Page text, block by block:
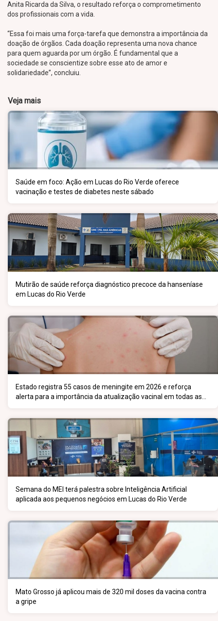
Anita Ricarda da Silva, o resultado reforça o comprometimento
dos profissionais com a vida.
“Essa foi mais uma força-tarefa que demonstra a importância da
doação de órgãos. Cada doação representa uma nova chance
para quem aguarda por um órgão. É fundamental que a
sociedade se conscientize sobre esse ato de amor e
solidariedade”, concluiu.
Veja mais
Saúde em foco: Ação em Lucas do Rio Verde oferece
vacinação e testes de diabetes neste sábado
Mutirão de saúde reforça diagnóstico precoce da hanseníase
em Lucas do Rio Verde
Estado registra 55 casos de meningite em 2026 e reforça
alerta para a importância da atualização vacinal em todas as
Semana do MEI terá palestra sobre Inteligência Artificial
aplicada aos pequenos negócios em Lucas do Rio Verde
Mato Grosso já aplicou mais de 320 mil doses da vacina contra
a gripe